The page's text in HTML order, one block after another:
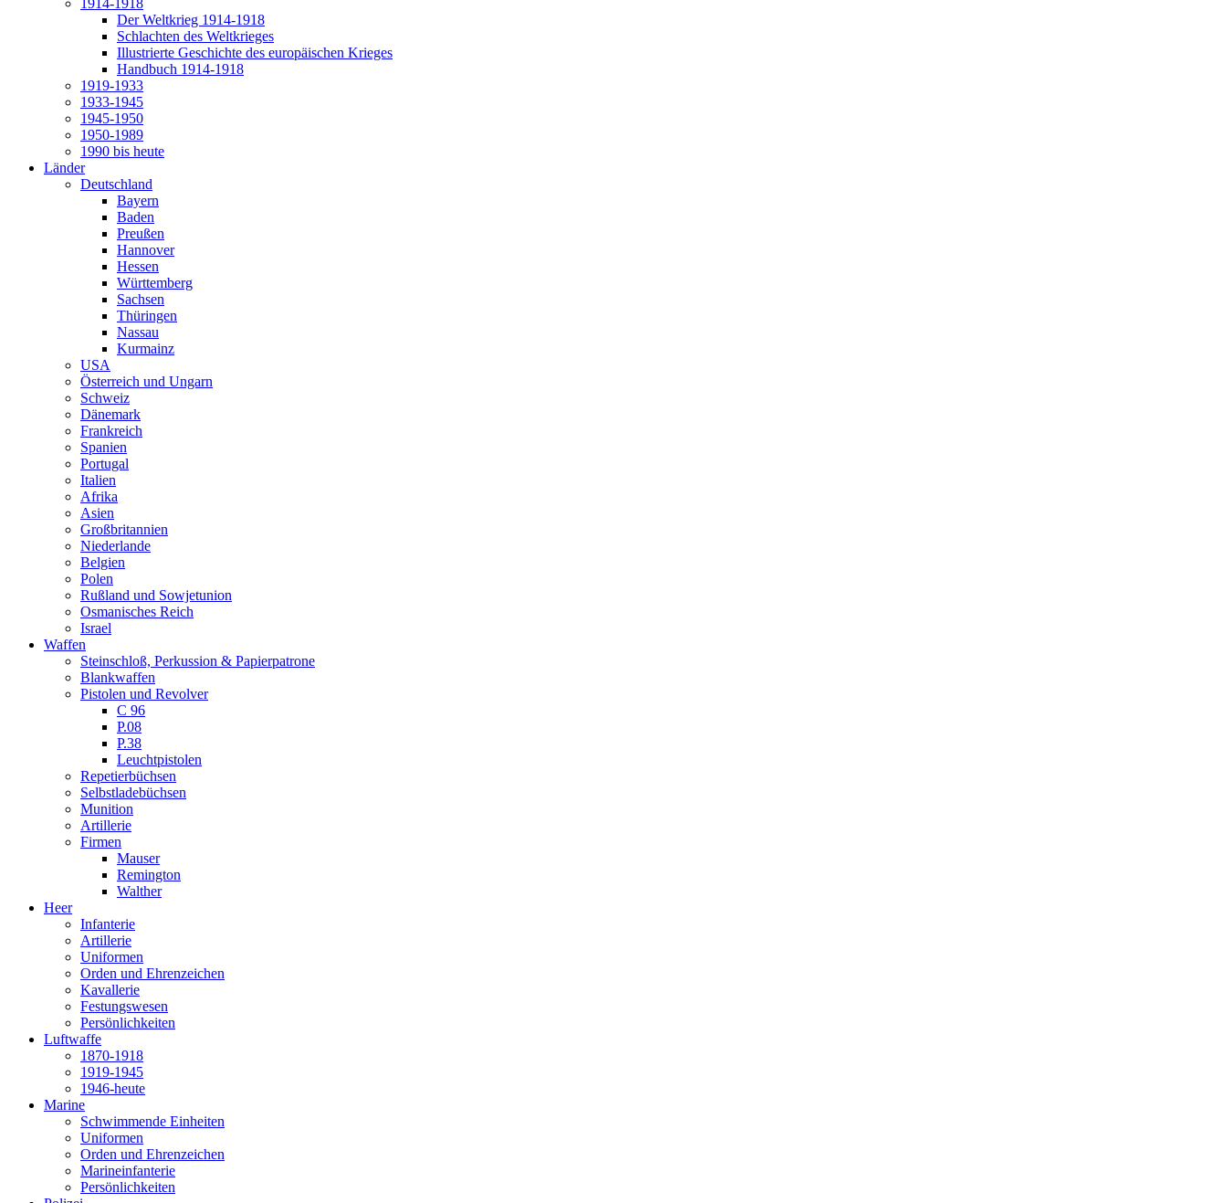
1914-1918
Der Weltkrieg 1914-1918
Schlachten des Weltkrieges
Illustrierte Geschichte des europäischen Krieges
Handbuch 1914-1918
1919-1933
1933-1945
1945-1950
1950-1989
1990 bis heute
Länder
Deutschland
Bayern
Baden
Preußen
Hannover
Hessen
Württemberg
Sachsen
Thüringen
Nassau
Kurmainz
USA
Österreich und Ungarn
Schweiz
Dänemark
Frankreich
Spanien
Portugal
Italien
Afrika
Asien
Großbritannien
Niederlande
Belgien
Polen
Rußland und Sowjetunion
Osmanisches Reich
Israel
Waffen
Steinschloß, Perkussion & Papierpatrone
Blankwaffen
Pistolen und Revolver
C 96
P.08
P.38
Leuchtpistolen
Repetierbüchsen
Selbstladebüchsen
Munition
Artillerie
Firmen
Mauser
Remington
Walther
Heer
Infanterie
Artillerie
Uniformen
Orden und Ehrenzeichen
Kavallerie
Festungswesen
Persönlichkeiten
Luftwaffe
1870-1918
1919-1945
1946-heute
Marine
Schwimmende Einheiten
Uniformen
Orden und Ehrenzeichen
Marineinfanterie
Persönlichkeiten